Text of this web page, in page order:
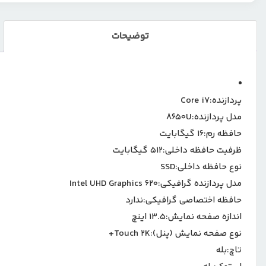
Intel
توضیحات
پردازنده:Core i7
مدل پردازنده:8650U
حافظه رم:۱۶ گیگابایت
ظرفیت حافظه داخلی:۵۱۲ گیگابایت
نوع حافظه داخلی:SSD
مدل پردازنده گرافیکی:Intel UHD Graphics 620
حافظه اختصاصی گرافیکی:ندارد
اندازه صفحه نمایش:13.5 اینچ
نوع صفحه نمایش (پنل):Touch 2K+
تاچ:بله